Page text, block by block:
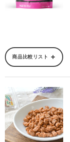
商品比較リスト